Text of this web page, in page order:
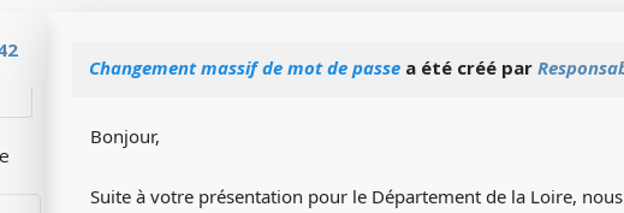
Changement massif de mot de passe a été créé par
Bonjour,
Suite à votre présentation pour le Département de la Loire,